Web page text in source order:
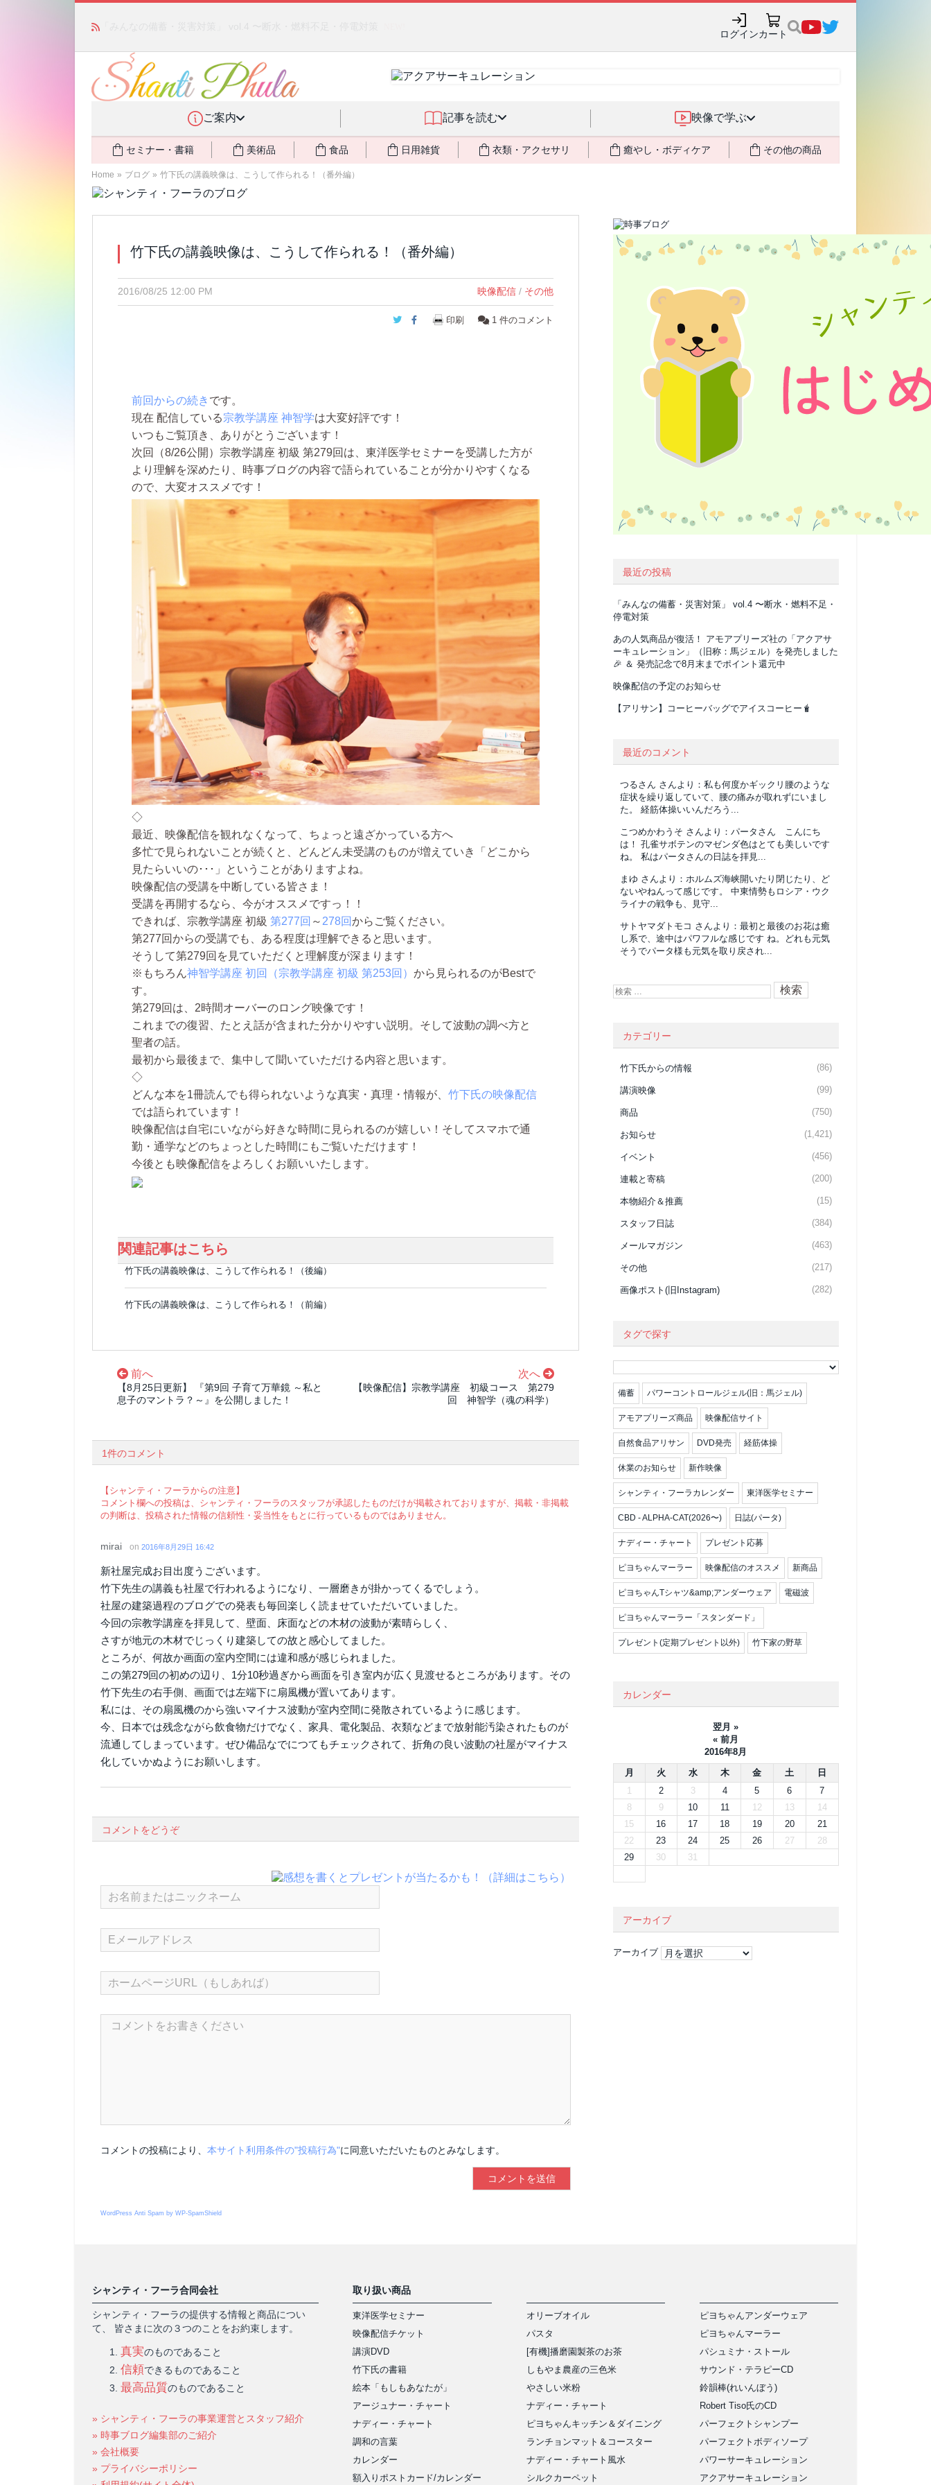
ログインカート
ご案内 記事を読む 映像で学ぶ
セミナー・書籍 美術品 食品 日用雑貨 衣類・アクセサリ 癒やし・ボディケア その他の商品
Home » ブログ » 竹下氏の講義映像は、こうして作られる！（番外編）
竹下氏の講義映像は、こうして作られる！（番外編）
2016/08/25 12:00 PM 映像配信/ その他
Twitter
Facebook
印刷 1 件のコメント
前回からの続き です。
現在 配信している宗教学講座 神智学は大変好評です！
いつもご覧頂き、ありがとうございます！
次回
（8/26公開） 宗教学講座 初級 第279回は、 東洋医学セミナーを受講した方が
より理解を深めたり、時事ブログの内容で語られていることが分かりやすくなる
ので、 大変オススメです！
◇
最近、映像配信を観れなくなって、ちょっと遠ざかっている方へ
多忙で見られないことが続くと、どんどん未受講のものが増えていき「どこから
見たらいいの･･･」ということがありますよね。
映像配信の受講を中断している皆さま！
受講を再開するなら、今がオススメですっ！！
できれば、宗教学講座 初級 第277回 ～ 278回からご覧ください。
第277回からの受講でも、ある程度は理解できると思います。
そうして第279回を見ていただくと理解度が深まります！
※もちろん神智学講座 初回（宗教学講座 初級 第253回） から見られるのがBestで
す。
第279回は、 2時間オーバーのロング映像です！
これまでの復習、たとえ話が含まれた分かりやすい説明。そして波動の調べ方と
聖者の話。
最初から最後まで、集中して聞いていただける内容と思います。
◇
どんな本を1冊読んでも得られないような真実・真理・情報が、 竹下氏の映像配信
では語られています！
映像配信は自宅にいながら好きな時間に見られるのが嬉しい！そしてスマホで通
勤・通学などのちょっとした時間にもご覧いただけます！
今後とも映像配信をよろしくお願いいたします。
関連記事はこちら
竹下氏の講義映像は、こうして作られる！（後編）
竹下氏の講義映像は、こうして作られる！（前編）
前へ
【8月25日更新】 『第9回 子育て万華鏡 ～私と
息子のマントラ？～』を公開しました！
次へ
【映像配信】宗教学講座 初級コース 第279
回 神智学（魂の科学）
1件のコメント
【シャンティ・フーラからの注意】
コメント欄への投稿は、シャンティ・フーラのスタッフが承認したものだけが掲載されておりますが、掲載・非掲載
の判断は、投稿された情報の信頼性・妥当性をもとに行っているものではありません。
mirai on 2016年8月29日 16:42
新社屋完成お目出度うございます。
竹下先生の講義も社屋で行われるようになり、一層磨きが掛かってくるでしょう。
社屋の建築過程のブログでの発表も毎回楽しく読ませていただいていました。
今回の宗教学講座を拝見して、壁面、床面などの木材の波動が素晴らしく、
さすが地元の木材でじっくり建築しての故と感心してました。
ところが、何故か画面の室内空間には違和感が感じられました。
この第279回の初めの辺り、1分10秒過ぎから画面を引き室内が広く見渡せるところがあります。その
竹下先生の右手側、画面では左端下に扇風機が置いてあります。
私には、その扇風機のから強いマイナス波動が室内空間に発散されているように感じます。
今、日本では残念ながら飲食物だけでなく、家具、電化製品、衣類などまで放射能汚染されたものが
流通してしまっています。ぜひ備品なでにつてもチェックされて、折角の良い波動の社屋がマイナス
化していかぬようにお願いします。
コメントをどうぞ
コメントの投稿により、 本サイト利用条件の"投稿行為"に同意いただいたものとみなします。
WordPress Anti Spam by WP-SpamShield
最近の投稿
「みんなの備蓄・災害対策」 vol.4 〜断水・燃料不足・
停電対策
あの人気商品が復活！ アモアプリーズ社の「アクアサ
ーキュレーション」（旧称：馬ジェル）を発売しました
🎉 ＆ 発売記念で8月末までポイント還元中
映像配信の予定のお知らせ
【アリサン】コーヒーバッグでアイスコーヒー🧋
最近のコメント
つるさん さんより： 私も何度かギックリ腰のような
症状を繰り返していて、腰の痛みが取れずにいまし
た。 経筋体操いいんだろう...
こつめかわうそ さんより： パータさん こんにち
は！ 孔雀サボテンのマゼンダ色はとても美しいです
ね。 私はパータさんの日誌を拝見...
まゆ さんより： ホルムズ海峡開いたり閉じたり、ど
ないやねんって感じです。 中東情勢もロシア・ウク
ライナの戦争も、見守...
サトヤマダトモコ さんより： 最初と最後のお花は癒
し系で、途中はパワフルな感じです ね。どれも元気
そうでパータ様も元気を取り戻され...
カテゴリー
竹下氏からの情報 (86)
講演映像 (99)
商品 (750)
お知らせ (1,421)
イベント (456)
連載と寄稿 (200)
本物紹介＆推薦 (15)
スタッフ日誌 (384)
メールマガジン (463)
その他 (217)
画像ポスト(旧Instagram) (282)
タグで探す
備蓄 パワーコントロールジェル(旧：馬ジェル)
アモアプリーズ商品 映像配信サイト
自然食品アリサン DVD発売 経筋体操
休業のお知らせ 新作映像
シャンティ・フーラカレンダー 東洋医学セミナー
CBD - ALPHA-CAT(2026〜) 日誌(パータ)
ナディー・チャート プレゼント応募
ピヨちゃんマーラー 映像配信のオススメ 新商品
ピヨちゃんTシャツ&amp;アンダーウェア 電磁波
ピヨちゃんマーラー「スタンダード」
プレゼント(定期プレゼント以外) 竹下家の野草
カレンダー
翌月 »
« 前月
2016年8月
月
火 水 木 金 土
日
1
2 3 4 5 6
7
8
9 10 11 12 13
14
15
16 17 18 19 20
21
22
23 24 25 26 27
28
29
30 31
アーカイブ
アーカイブ
シャンティ・フーラ合同会社
シャンティ・フーラの提供する情報と商品につい
て、 皆さまに次の３つのことをお約束します。
真実のものであること
信頼できるものであること
最高品質のものであること
» シャンティ・フーラの事業運営とスタッフ紹介
» 時事ブログ編集部のご紹介
» 会社概要
» プライバシーポリシー
取り扱い商品
東洋医学セミナー
映像配信チケット
講演DVD
竹下氏の書籍
絵本「もしもあなたが」
アージュナー・チャート
ナディー・チャート
調和の言葉
カレンダー
額入りポストカード/カレンダー
オリーブオイル
パスタ
[有機]播磨園製茶のお茶
しもやま農産の三色米
やさしい米粉
ナディー・チャート
ピヨちゃんキッチン＆ダイニング
アイテム
ランチョンマット＆コースター
ナディー・チャート風水
シルクカーペット
ピヨちゃんアンダーウェア
ピヨちゃんマーラー
パシュミナ・ストール
サウンド・テラピーCD
鈴韻棒(れいんぼう)
Robert Tiso氏のCD
パーフェクトシャンプー
パーフェクトボディソープ
パワーサーキュレーション
アクアサーキュレーション